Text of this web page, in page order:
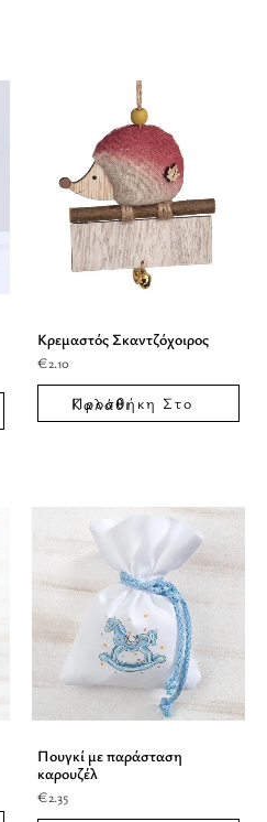
Κρεμαστός Σκαντζόχοιρος
€2.10
Προσθήκη Στο Καλάθι
Πουγκί με παράσταση
καρουζέλ
€2.35